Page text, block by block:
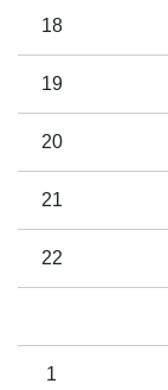
18
19
20
21
22
1